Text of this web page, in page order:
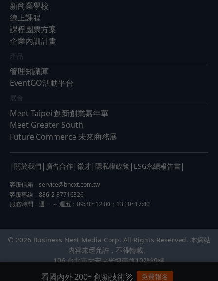
新商業學校
線上課程
課程團票方案
企業內訓計畫
產品
管理知識庫
EventGO活動平台
展會
Meet Taipei 創新創業嘉年華
Meet Greater South
Future Commerce 未來商務展
| 關於我們 | 廣告合作 | 徵才 | 隱私權政策 | ESG永續報告書 |
客服信箱： service@bnext.com.tw
客服專線：886-2-87716326
服務時間：週一 ～ 週五：09:30~12:00；13:30~17:00
© 2026 Business Next Media Corp. All Rights Reserved. 本網站
內容未經允許，不得轉載。
106 台北市大安區光復南路102號9樓
看國內外 200+ 創新技術🚀 免費報名